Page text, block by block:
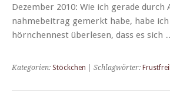
Dezem­ber 2010: Wie ich ger­ade
nah­me­beitrag gemerkt habe, habe
hörnchennest über­lesen, dass es sich
Kategorien: Stöckchen | Schlagwörter: